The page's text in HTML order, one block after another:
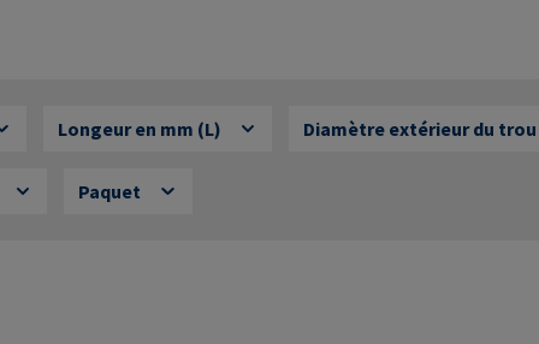
Longeur en mm (L) Diamètre extérieur du
Paquet